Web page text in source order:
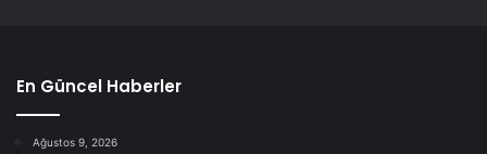
En Güncel Haberler
Ağustos 9, 2026